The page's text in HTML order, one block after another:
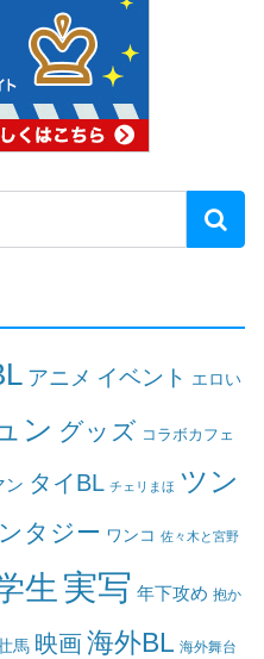
アニメ イベント エロい
ン グッズ コラボカフェ
ン タイBL チェリまほ ツン
タジー ワンコ 佐々木と宮野
生 実写 年下攻め 抱か
馬 映画海外BL 海外舞台